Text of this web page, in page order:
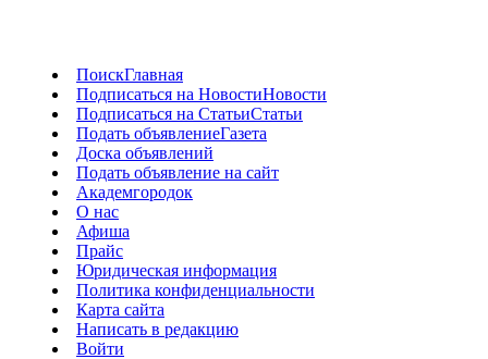
ПоискГлавная
Подписаться на НовостиНовости
Подписаться на СтатьиСтатьи
Подать объявлениеГазета
Доска объявлений
Подать объявление на сайт
Академгородок
О нас
Афиша
Прайс
Юридическая информация
Политика конфиденциальности
Карта сайта
Написать в редакцию
Войти